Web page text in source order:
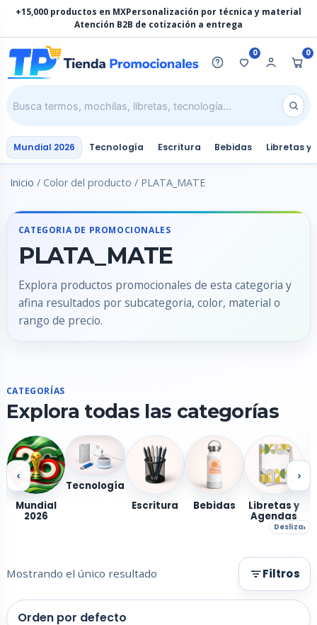
contenido
+15,000 productos en MXPersonalización por técnica y material
Atención B2B de cotización a entrega
0 0
Mundial 2026 Tecnología Escritura Bebidas Libretas y
Inicio / Color del producto / PLATA_MATE
CATEGORIA DE PROMOCIONALES
PLATA_MATE
Explora productos promocionales de esta categoria y
afina resultados por subcategoria, color, material o
rango de precio.
CATEGORÍAS
Explora todas las categorías
‹
Mundial
2026
Tecnología
Escritura
Bebidas Libretas y
Agendas
›
Desliza
Mostrando el único resultado Filtros